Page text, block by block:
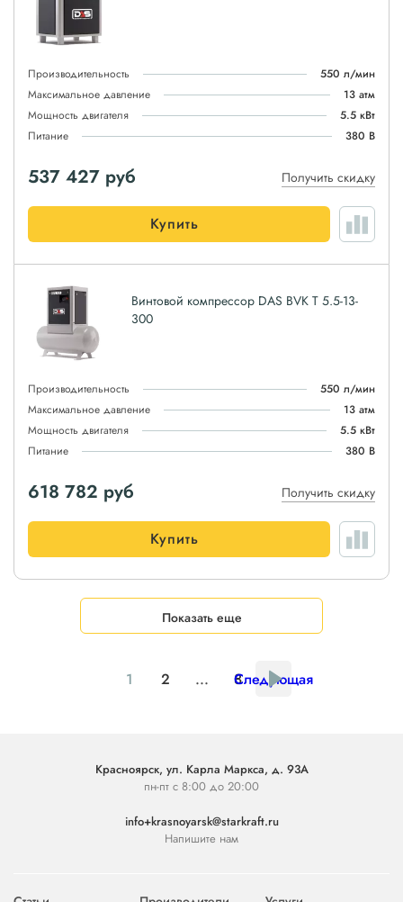
Производительность
550 л/мин
Максимальное давление
13 атм
Мощность двигателя
5.5 кВт
Питание
380 В
537 427 руб Получить скидку
Купить
Винтовой компрессор DAS BVK T 5.5-13-
300
Производительность
550 л/мин
Максимальное давление
13 атм
Мощность двигателя
5.5 кВт
Питание
380 В
618 782 руб Получить скидку
Купить
Показать еще
1 2 ... 8
Следующая
Красноярск, ул. Карла Маркса, д. 93А
пн-пт с 8:00 до 20:00
info+krasnoyarsk@starkraft.ru
Напишите нам